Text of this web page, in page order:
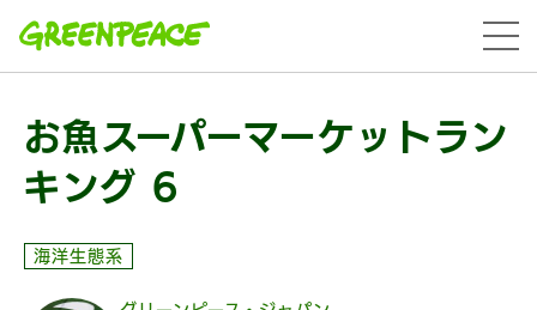
menu
お魚スーパーマーケットラン
キング 6
海洋生態系